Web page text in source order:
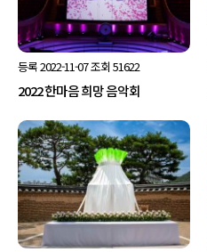
등록2022-11-07조회 51622
2022 한마음 희망 음악회